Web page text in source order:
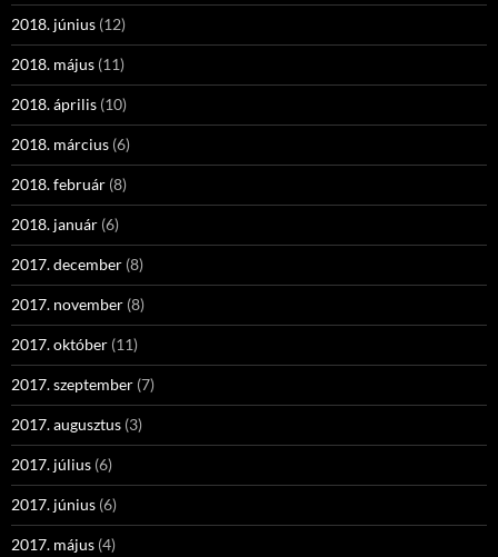
2018. június (12)
2018. május (11)
2018. április (10)
2018. március (6)
2018. február (8)
2018. január (6)
2017. december (8)
2017. november (8)
2017. október (11)
2017. szeptember (7)
2017. augusztus (3)
2017. július (6)
2017. június (6)
2017. május (4)